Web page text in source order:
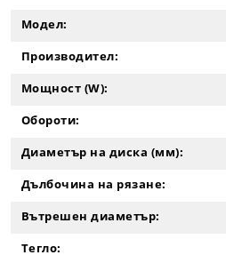
Модел:
Производител:
Мощност (W):
Обороти:
Диаметър на диска (мм):
Дълбочина на рязане:
Вътрешен диаметър:
Тегло: